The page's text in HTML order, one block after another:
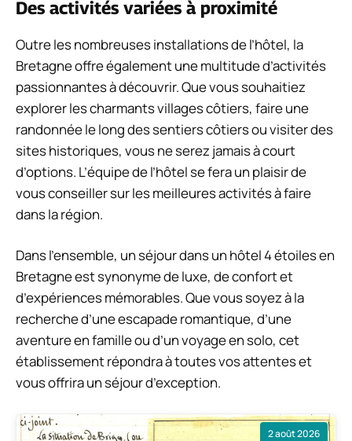
Des activités variées à proximité
Outre les nombreuses installations de l’hôtel, la
Bretagne offre également une multitude d’activités
passionnantes à découvrir. Que vous souhaitiez
explorer les charmants villages côtiers, faire une
randonnée le long des sentiers côtiers ou visiter des
sites historiques, vous ne serez jamais à court
d’options. L’équipe de l’hôtel se fera un plaisir de
vous conseiller sur les meilleures activités à faire
dans la région.
Dans l’ensemble, un séjour dans un hôtel 4 étoiles en
Bretagne est synonyme de luxe, de confort et
d’expériences mémorables. Que vous soyez à la
recherche d’une escapade romantique, d’une
aventure en famille ou d’un voyage en solo, cet
établissement répondra à toutes vos attentes et
vous offrira un séjour d’exception.
2 août 2026